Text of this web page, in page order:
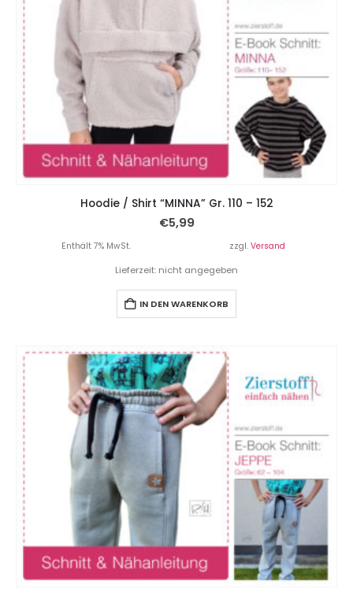
Hoodie / Shirt “MINNA” Gr. 110 – 152
€5,99
Enthält 7% MwSt. zzgl. Versand
Lieferzeit: nicht angegeben
IN DEN WARENKORB